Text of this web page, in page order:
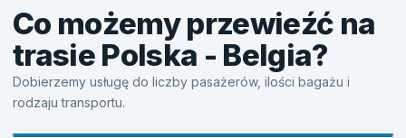
Co możemy przewieźć na
trasie Polska - Belgia?
Dobierzemy usługę do liczby pasażerów, ilości bagażu i
rodzaju transportu.